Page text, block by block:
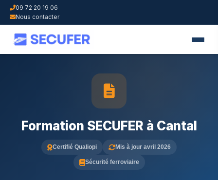
09 72 20 19 06
Nous contacter
Formation SECUFER à Cantal
Certifié Qualiopi Mis à jour avril 2026
Sécurité ferroviaire